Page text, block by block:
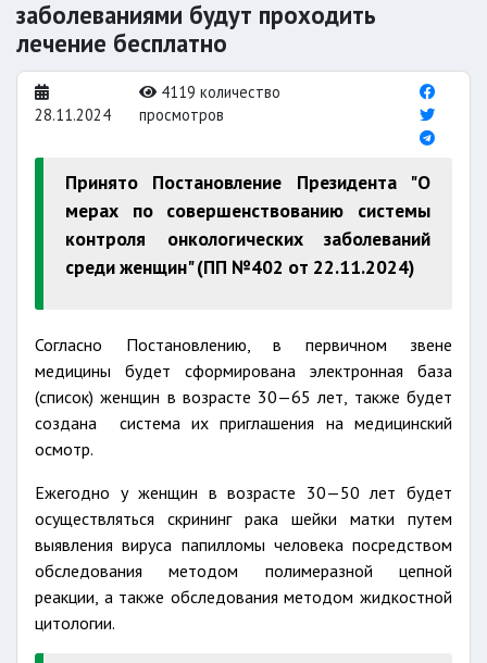
заболеваниями будут проходить
лечение бесплатно
28.11.2024
4119 количество
просмотров
Принято Постановление Президента "О
мерах по совершенствованию системы
контроля онкологических заболеваний
среди женщин" (ПП №402 от 22.11.2024)
Согласно Постановлению, в первичном звене
медицины будет сформирована электронная база
(список) женщин в возрасте 30—65 лет, также будет
создана система их приглашения на медицинский
осмотр.
Ежегодно у женщин в возрасте 30—50 лет будет
осуществляться скрининг рака шейки матки путем
выявления вируса папилломы человека посредством
обследования методом полимеразной цепной
реакции, а также обследования методом жидкостной
цитологии.